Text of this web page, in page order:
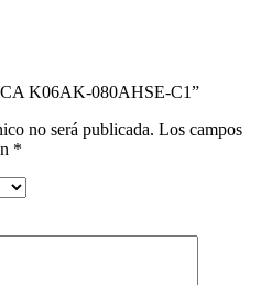
K06AK-080AHSE-C1”
no será publicada. Los campos
*